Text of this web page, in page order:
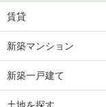
賃貸
新築マンション
新築一戸建て